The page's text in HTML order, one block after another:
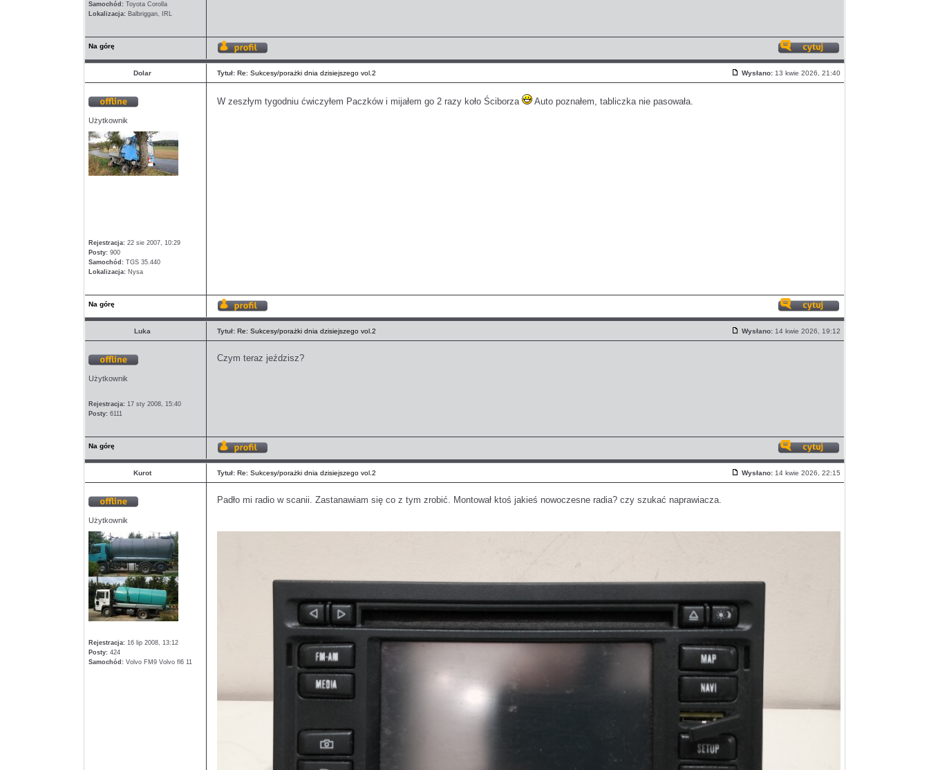
Samochód: Toyota Corolla
Lokalizacja: Balbriggan, IRL
Na górę
profil
Odpowiedz
z
cytatem
Dolar Tytuł: Re: Sukcesy/porażki dnia dzisiejszego vol.2
Post
Wysłano: 13 kwie 2026, 21:40
Użytkownik
Rejestracja: 22 sie 2007, 10:29
Posty:900
Samochód:TGS 35.440
Lokalizacja:Nysa
W zeszłym tygodniu ćwiczyłem Paczków i mijałem go 2 razy koło Ściborza Auto poznałem, tabliczka nie pasowała.
Na górę
Wyświetl
profil
Odpowiedz
z
Luka Tytuł: Re: Sukcesy/porażki dnia dzisiejszego vol.2
Post
Wysłano: 14 kwie 2026, 19:12
Użytkownik
Rejestracja: 17 sty 2008, 15:40
Posty: 6111
Czym teraz jeździsz?
Na górę
profil
Odpowiedz
z
Kurot Tytuł: Re: Sukcesy/porażki dnia dzisiejszego vol.2
Post
Wysłano: 14 kwie 2026, 22:15
Użytkownik
Rejestracja: 16 lip 2008, 13:12
Posty:424
Samochód:Volvo FM9 Volvo fl6 11
Padło mi radio w scanii. Zastanawiam się co z tym zrobić. Montował ktoś jakieś nowoczesne radia? czy szukać naprawiacza.